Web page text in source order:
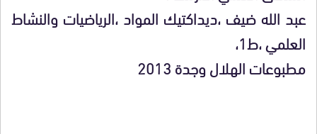
عبد الله ضيف ،ديداكتيك المواد ،الرياضيات والنشاط
العلمي ،ط1،
مطبوعات الهلال وجدة 2013